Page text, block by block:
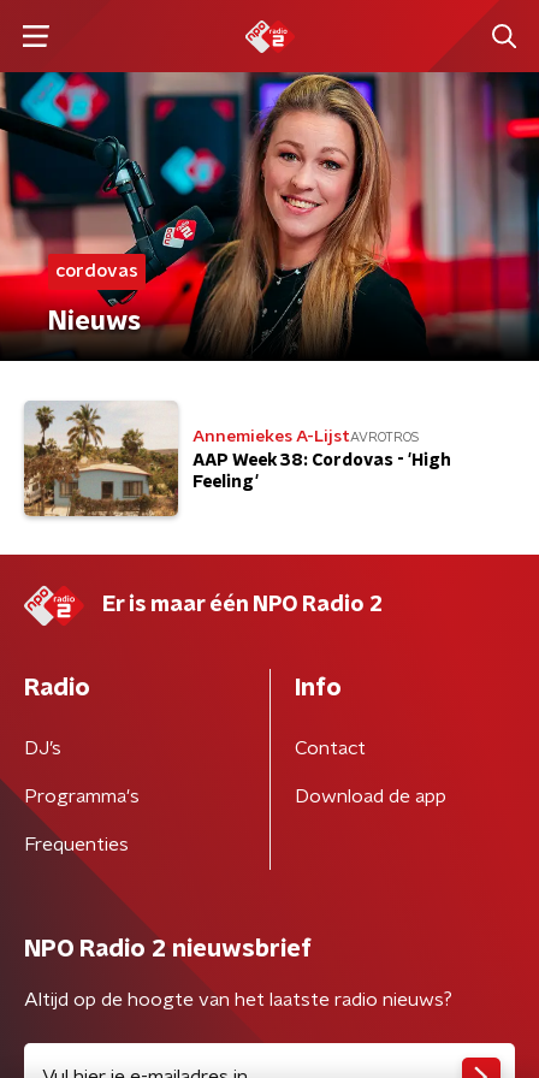
cordovas
Nieuws
Annemiekes A-LijstAVROTROS
AAP Week 38: Cordovas - 'High
Feeling'
Er is maar één NPO Radio 2
Radio
DJ’s
Programma's
Frequenties
Info
Contact
Download de app
NPO Radio 2 nieuwsbrief
Altijd op de hoogte van het laatste radio nieuws?